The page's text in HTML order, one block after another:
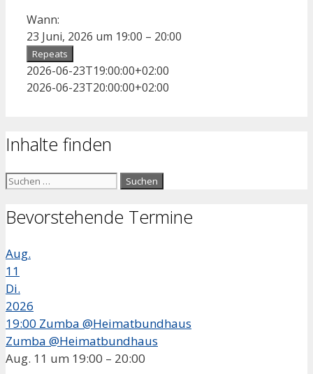
Wann:
23 Juni, 2026 um 19:00 – 20:00
Repeats
2026-06-23T19:00:00+02:00
2026-06-23T20:00:00+02:00
Inhalte finden
Suchen
Bevorstehende Termine
Aug.
11
Di.
2026
19:00 Zumba @Heimatbundhaus
Zumba @Heimatbundhaus
Aug. 11 um 19:00 – 20:00